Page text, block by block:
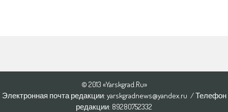
© 2013 «Yarskgrad.Ru»
Электронная почта редакции: yarskgradnews@yandex.ru / Телефон
редакции: 8928O752332